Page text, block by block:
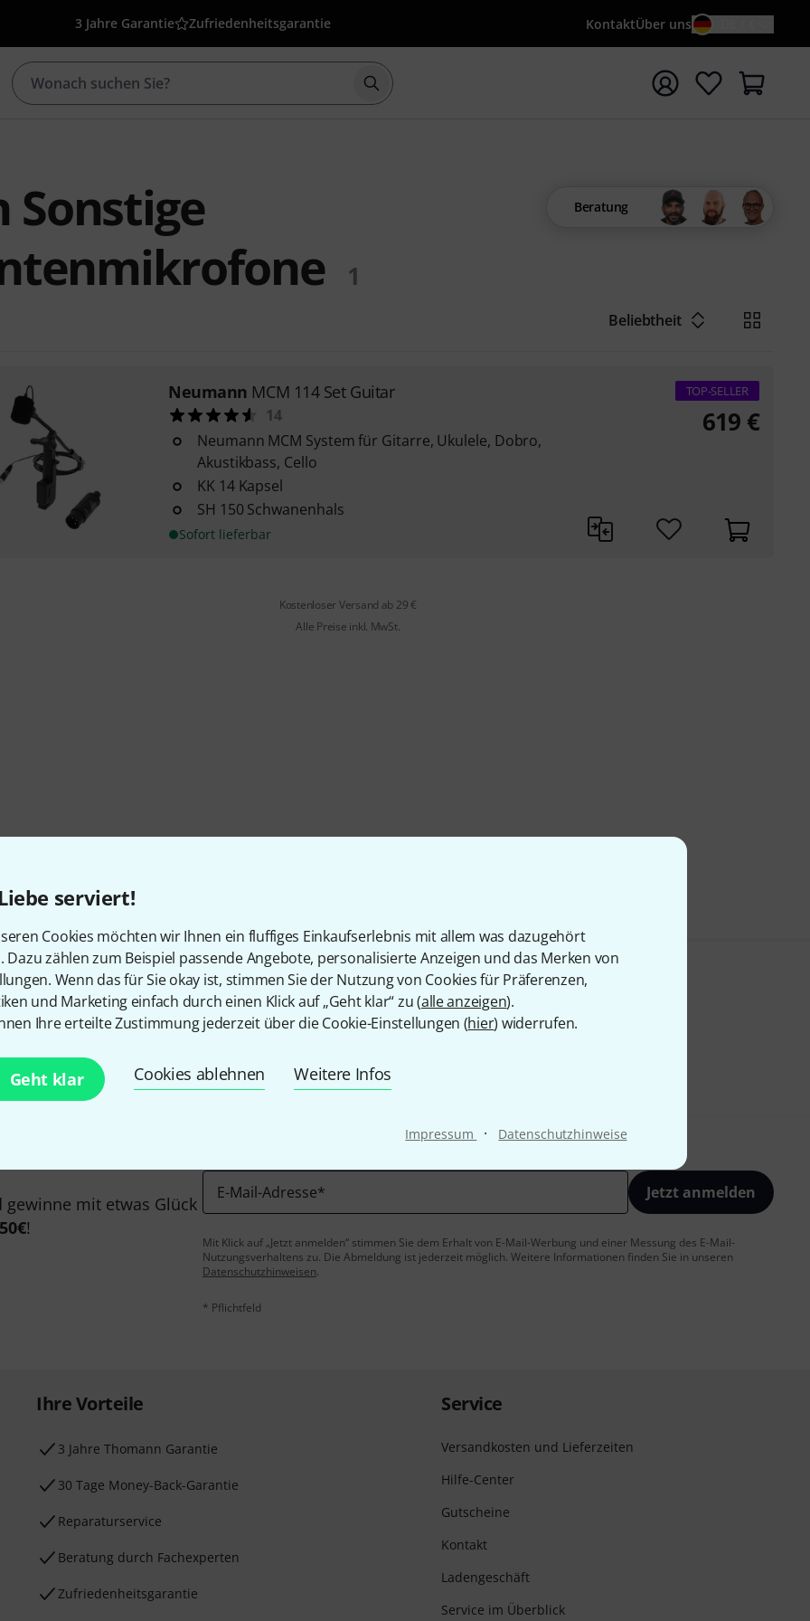
serviert!
Cookies möchten wir Ihnen ein fluffiges Einkaufserlebnis mit allem was dazugehört
Dazu zählen zum Beispiel passende Angebote, personalisierte Anzeigen und das Merken von
Wenn das für Sie okay ist, stimmen Sie der Nutzung von Cookies für Präferenzen,
und Marketing einfach durch einen Klick auf „Geht klar“ zu (alle anzeigen).
Ihre erteilte Zustimmung jederzeit über die Cookie-Einstellungen (hier) widerrufen.
Geht klar Cookies ablehnen Weitere Infos
Impressum · Datenschutzhinweise
3 Jahre Garantie Zufriedenheitsgarantie KontaktÜber uns
Suche mit Suchwort {searchTerm} starten
Sonstige
1
Beratung
Beliebtheit
Neumann MCM 114 Set Guitar
14
Neumann MCM System für Gitarre, Ukulele, Dobro,
Akustikbass, Cello
KK 14 Kapsel
SH 150 Schwanenhals
Sofort lieferbar
TOP-SELLER
619 €
Kostenloser Versand ab 29 €
Alle Preise inkl. MwSt.
Gefällt Ihnen, was Sie sehen?
mit etwas Glück
50€!
E-Mail-Adresse* Jetzt anmelden
Mit Klick auf „Jetzt anmelden“ stimmen Sie dem Erhalt von E-Mail-Werbung und einer Messung des E-Mail-
Nutzungsverhaltens zu. Die Abmeldung ist jederzeit möglich. Weitere Informationen finden Sie in unseren
Datenschutzhinweisen.
* Pflichtfeld
Ihre Vorteile
3 Jahre Thomann Garantie
30 Tage Money-Back-Garantie
Reparaturservice
Beratung durch Fachexperten
Zufriedenheitsgarantie
Service
Versandkosten und Lieferzeiten
Hilfe-Center
Gutscheine
Kontakt
Ladengeschäft
Service im Überblick